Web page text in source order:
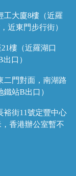
工大廈8樓（近羅
近東門步行街）
樓（近羅湖口
口）
二門對面，南湖路
站B出口）
裕街11號定豐中心
香港辦公室暫不